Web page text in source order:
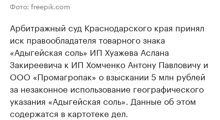
Фото: freepik.com
Арбитражный суд Краснодарского края принял
иск правообладателя товарного знака
«Адыгейская соль» ИП Хуажева Аслана
Закиреевича к ИП Хомченко Антону Павловичу и
ООО «Промагропак» о взыскании 5 млн рублей
за незаконное использование географического
указания «Адыгейская соль». Данные об этом
содержатся в картотеке дел.